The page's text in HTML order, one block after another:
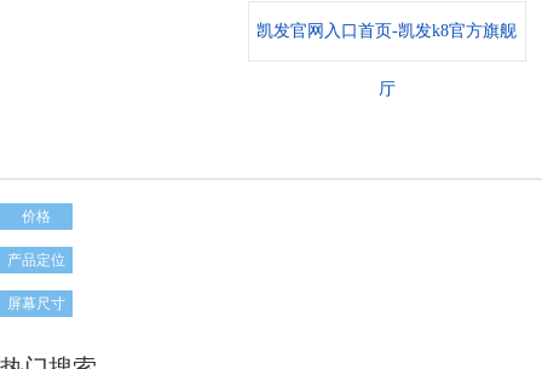
凯发官网入口首页-凯发k8官方旗舰
厅
价格
产品定位
屏幕尺寸